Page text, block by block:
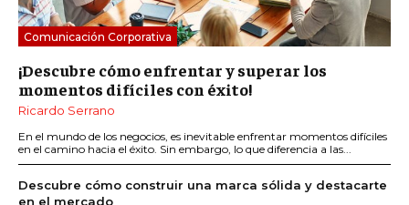
Comunicación Corporativa
¡Descubre cómo enfrentar y superar los
momentos difíciles con éxito!
Ricardo Serrano
En el mundo de los negocios, es inevitable enfrentar momentos difíciles
en el camino hacia el éxito. Sin embargo, lo que diferencia a las...
Descubre cómo construir una marca sólida y destacarte
en el mercado